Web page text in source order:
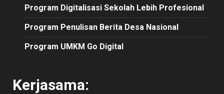
Program Digitalisasi Sekolah Lebih Profesional
Program Penulisan Berita Desa Nasional
Program UMKM Go Digital
Kerjasama: